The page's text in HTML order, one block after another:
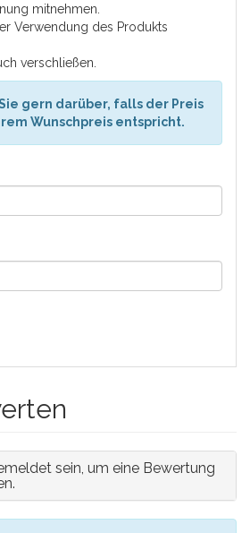
mitnehmen.
Verwendung des Produkts
verschließen.
gern darüber, falls der Preis
Wunschpreis entspricht.
sein, um eine Bewertung